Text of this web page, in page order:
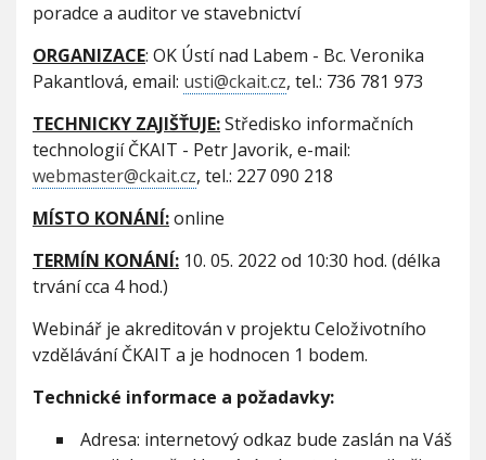
poradce a auditor ve stavebnictví
ORGANIZACE: OK Ústí nad Labem - Bc. Veronika
Pakantlová, email: usti@ckait.cz, tel.: 736 781 973
TECHNICKY ZAJIŠŤUJE:Středisko informačních
technologií ČKAIT - Petr Javorik, e-mail:
webmaster@ckait.cz, tel.: 227 090 218
MÍSTO KONÁNÍ:online
TERMÍN KONÁNÍ: 10. 05. 2022 od 10:30 hod. (délka
trvání cca 4 hod.)
Webinář je akreditován v projektu Celoživotního
vzdělávání ČKAIT a je hodnocen 1 bodem.
Technické informace a požadavky:
Adresa: internetový odkaz bude zaslán na Váš